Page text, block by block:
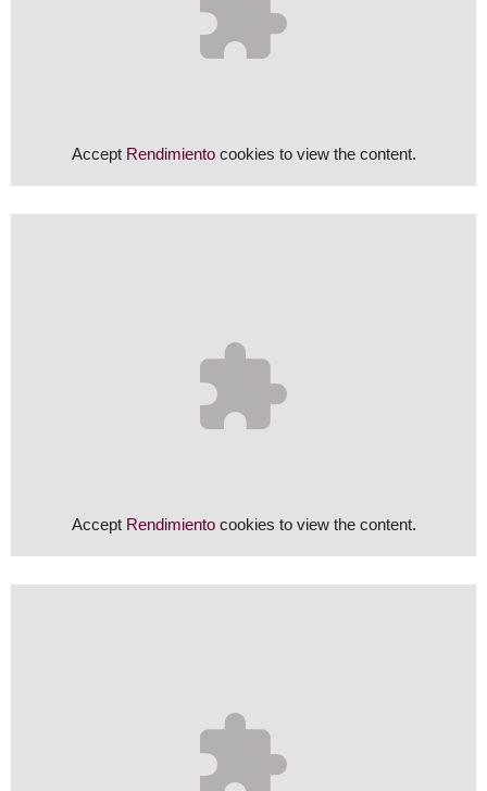
Accept Rendimientocookies to view the content.
Accept Rendimientocookies to view the content.